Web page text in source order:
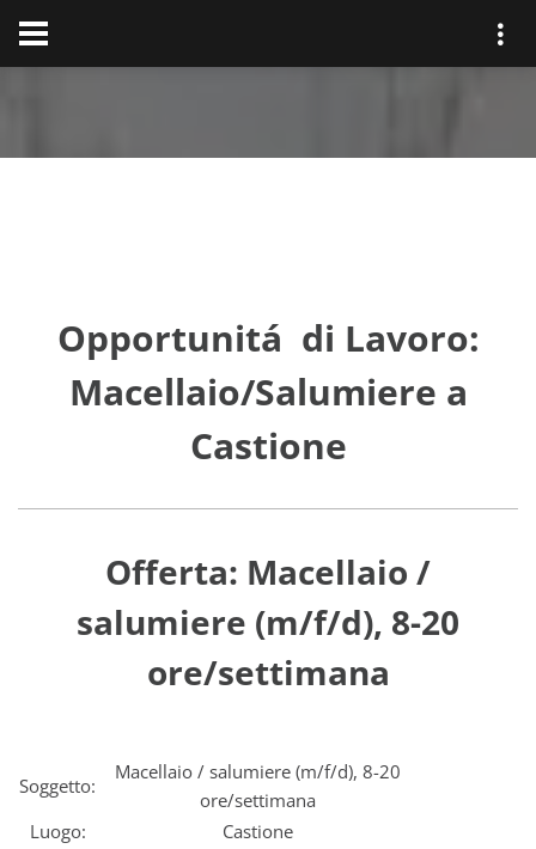
Opportunitá di Lavoro:
Macellaio/Salumiere a
Castione
Offerta: Macellaio /
salumiere (m/f/d), 8-20
ore/settimana
Soggetto:
Macellaio / salumiere (m/f/d), 8-20
ore/settimana
Luogo:
Castione